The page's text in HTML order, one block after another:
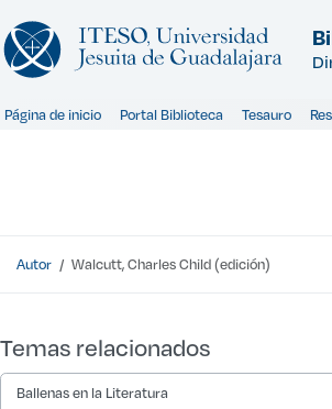
Página de inicio Portal Biblioteca Tesauro
Autor Walcutt, Charles Child (edición)
Resultados de la
Temas relacionados
Ballenas en la Literatura